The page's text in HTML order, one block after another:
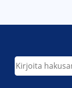
Etsi